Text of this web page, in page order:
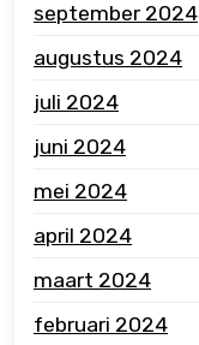
september 2024
augustus 2024
juli 2024
juni 2024
mei 2024
april 2024
maart 2024
februari 2024